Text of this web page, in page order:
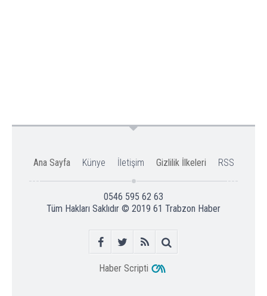
Ana Sayfa Künye İletişim Gizlilik İlkeleri RSS
0546 595 62 63
Tüm Hakları Saklıdır © 2019 61 Trabzon Haber
Haber Scripti